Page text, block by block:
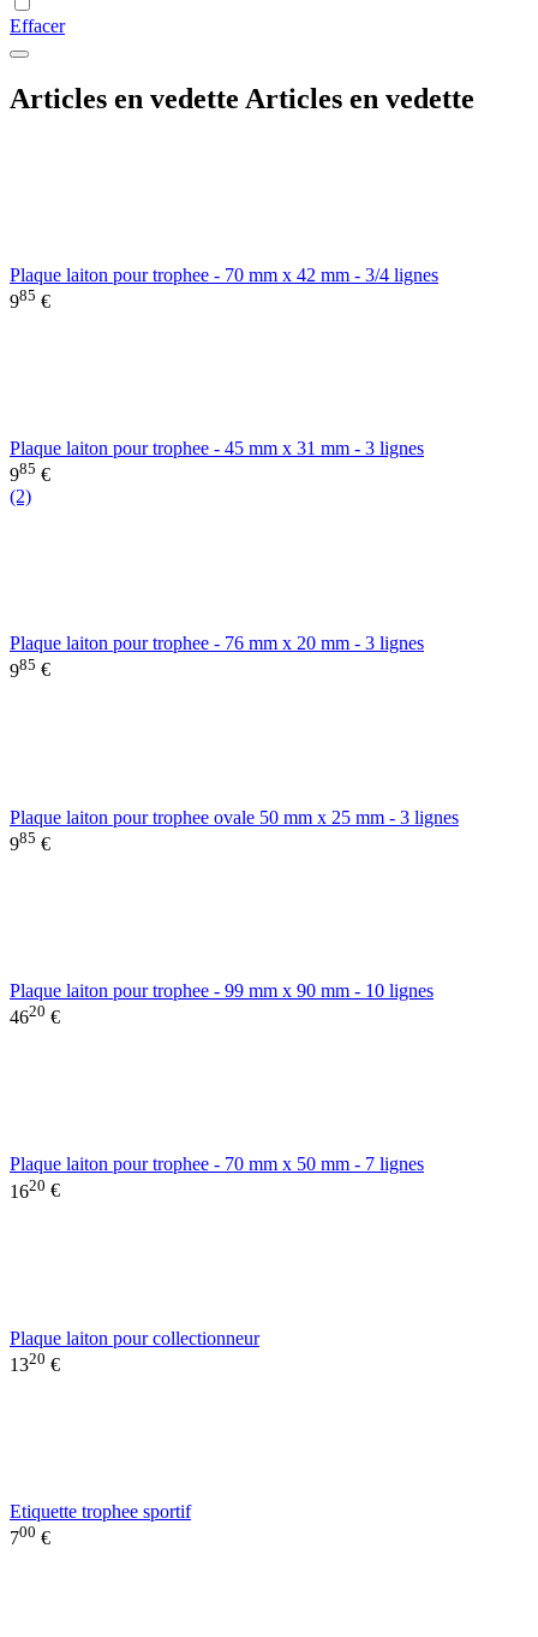
Effacer
Articles en vedette Articles en vedette
Plaque laiton pour trophee - 70 mm x 42 mm - 3/4 lignes
985 €
Plaque laiton pour trophee - 45 mm x 31 mm - 3 lignes
985 €
(2)
Plaque laiton pour trophee - 76 mm x 20 mm - 3 lignes
985 €
Plaque laiton pour trophee ovale 50 mm x 25 mm - 3 lignes
985 €
Plaque laiton pour trophee - 99 mm x 90 mm - 10 lignes
4620 €
Plaque laiton pour trophee - 70 mm x 50 mm - 7 lignes
1620 €
Plaque laiton pour collectionneur
1320 €
Etiquette trophee sportif
700 €